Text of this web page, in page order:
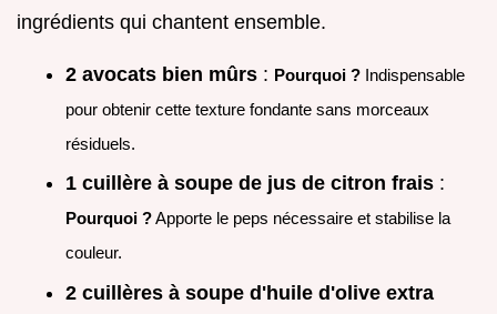
ingrédients qui chantent ensemble.
2 avocats bien mûrs : Pourquoi ? Indispensable
pour obtenir cette texture fondante sans morceaux
résiduels.
1 cuillère à soupe de jus de citron frais :
Pourquoi ?Apporte le peps nécessaire et stabilise la
couleur.
2 cuillères à soupe d'huile d'olive extra